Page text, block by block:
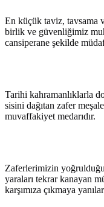
En küçük taviz, tavsama
birlik ve güvenliğimiz
cansiperane şekilde
Tarihi kahramanlıklarla
sisini dağıtan zafer
muvaffakiyet medarıdır.
Zaferlerimizin
yaraları tekrar kanayan
karşımıza çıkmaya